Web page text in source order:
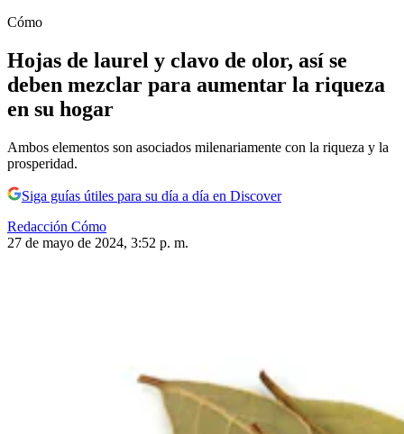
Cómo
Hojas de laurel y clavo de olor, así se
deben mezclar para aumentar la riqueza
en su hogar
Ambos elementos son asociados milenariamente con la riqueza y la
prosperidad.
Siga guías útiles para su día a día en Discover
Redacción Cómo
27 de mayo de 2024, 3:52 p. m.